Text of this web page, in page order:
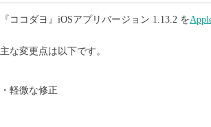
『ココダヨ』iOSアプリバージョン 1.13.2 を
主な変更点は以下です。
・軽微な修正